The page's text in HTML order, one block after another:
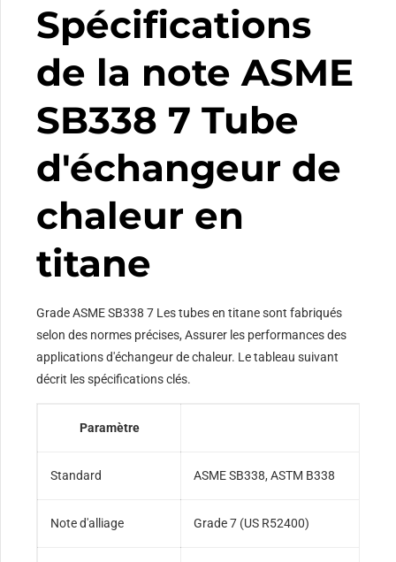
Spécifications
de la note ASME
SB338 7 Tube
d'échangeur de
chaleur en
titane
Grade ASME SB338 7 Les tubes en titane sont fabriqués
selon des normes précises, Assurer les performances des
applications d'échangeur de chaleur. Le tableau suivant
décrit les spécifications clés.
Paramètre
Standard ASME SB338, ASTM B338
Note d'alliage Grade 7 (US R52400)